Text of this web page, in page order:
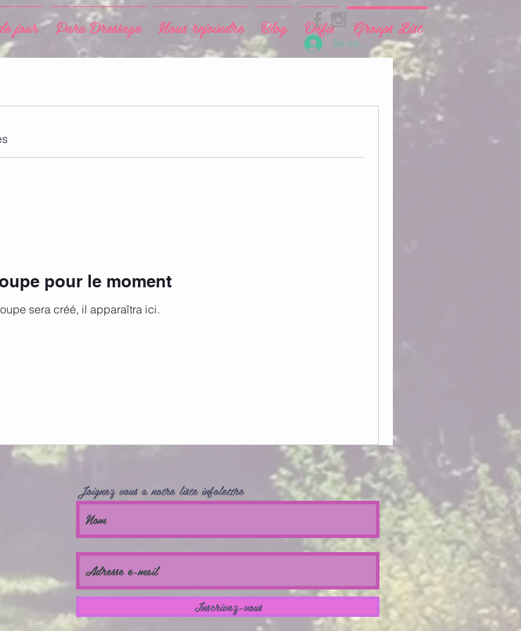
jour Para Dressage Nous rejoindre Blog Défis Groups List
Se connecter
pour le moment
sera créé, il apparaîtra ici.
Joignez vous a notre liste infolettre
Inscrivez-vous